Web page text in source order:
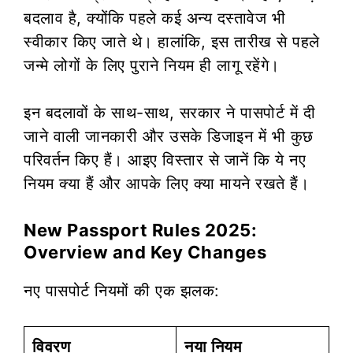
बदलाव है, क्योंकि पहले कई अन्य दस्तावेज भी
स्वीकार किए जाते थे। हालांकि, इस तारीख से पहले
जन्मे लोगों के लिए पुराने नियम ही लागू रहेंगे।
इन बदलावों के साथ-साथ, सरकार ने पासपोर्ट में दी
जाने वाली जानकारी और उसके डिजाइन में भी कुछ
परिवर्तन किए हैं। आइए विस्तार से जानें कि ये नए
नियम क्या हैं और आपके लिए क्या मायने रखते हैं।
New Passport Rules 2025:
Overview and Key Changes
नए पासपोर्ट नियमों की एक झलक:
विवरण नया नियम